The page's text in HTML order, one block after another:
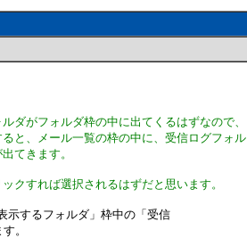
ダがフォルダ枠の中に出てくるはずなので、
と、メール一覧の枠の中に、受信ログフォル
てきます。
クすれば選択されるはずだと思います。
示するフォルダ」枠中の「受信
。